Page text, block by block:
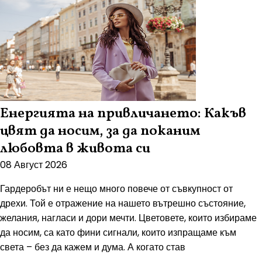
Енергията на привличането: Какъв
цвят да носим, за да поканим
любовта в живота си
08 Август 2026
Гардеробът ни е нещо много повече от съвкупност от
дрехи. Той е отражение на нашето вътрешно състояние,
желания, нагласи и дори мечти. Цветовете, които избираме
да носим, са като фини сигнали, които изпращаме към
света – без да кажем и дума. А когато став